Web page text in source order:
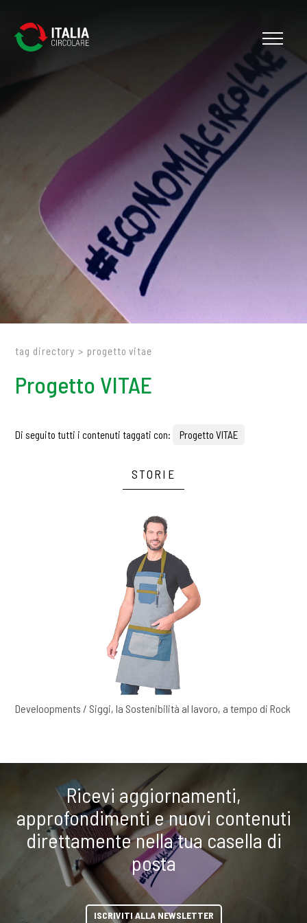
tag directory > progetto vitae
Progetto VITAE
Di seguito tutti i contenuti taggati con: Progetto VITAE
STORIE
Develoopments / Siggi, la Sostenibilità al lavoro, a tempo di Rock
Ricevi aggiornamenti,
approfondimenti e nuovi contenuti
direttamente nella tua casella di
posta
ISCRIVITI ALLA NEWSLETTER